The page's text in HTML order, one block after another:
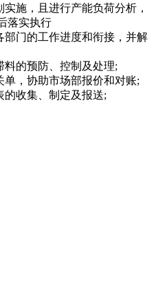
施，且进行产能负荷分析，
落实执行
部门的工作进度和衔接，并解
料的预防、控制及处理;
单，协助市场部报价和对账;
的收集、制定及报送;